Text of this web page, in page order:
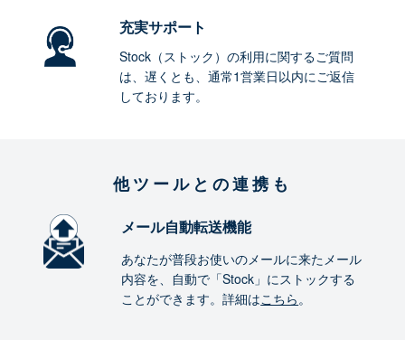
充実サポート
Stock（ストック）の利用に関するご質問
は、遅くとも、通常1営業日以内にご返信
しております。
他ツールとの連携も
メール自動転送機能
あなたが普段お使いのメールに来たメール
内容を、自動で「Stock」にストックする
ことができます。詳細はこちら。